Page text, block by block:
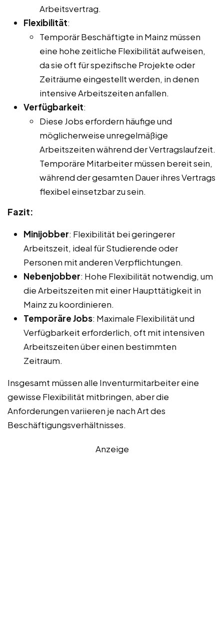
Arbeitsvertrag.
Flexibilität:
Temporär Beschäftigte in Mainz müssen
eine hohe zeitliche Flexibilität aufweisen,
da sie oft für spezifische Projekte oder
Zeiträume eingestellt werden, in denen
intensive Arbeitszeiten anfallen.
Verfügbarkeit:
Diese Jobs erfordern häufige und
möglicherweise unregelmäßige
Arbeitszeiten während der Vertragslaufzeit.
Temporäre Mitarbeiter müssen bereit sein,
während der gesamten Dauer ihres Vertrags
flexibel einsetzbar zu sein.
Fazit:
Minijobber: Flexibilität bei geringerer
Arbeitszeit, ideal für Studierende oder
Personen mit anderen Verpflichtungen.
Nebenjobber: Hohe Flexibilität notwendig, um
die Arbeitszeiten mit einer Haupttätigkeit in
Mainz zu koordinieren.
Temporäre Jobs: Maximale Flexibilität und
Verfügbarkeit erforderlich, oft mit intensiven
Arbeitszeiten über einen bestimmten
Zeitraum.
Insgesamt müssen alle Inventurmitarbeiter eine
gewisse Flexibilität mitbringen, aber die
Anforderungen variieren je nach Art des
Beschäftigungsverhältnisses.
Anzeige